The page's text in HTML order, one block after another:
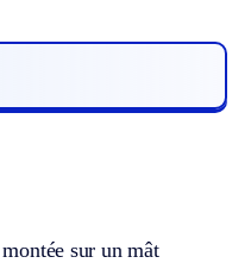
sur un mât